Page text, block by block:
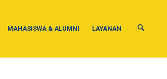
MAHASISWA & ALUMNI LAYANAN